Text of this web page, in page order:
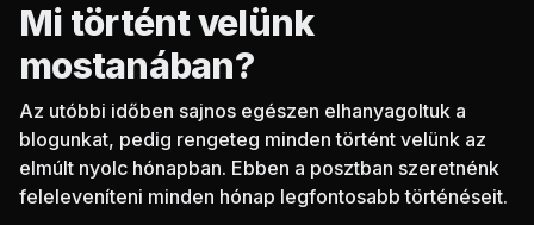
Mi történt velünk
mostanában?
Az utóbbi időben sajnos egészen elhanyagoltuk a
blogunkat, pedig rengeteg minden történt velünk az
elmúlt nyolc hónapban. Ebben a posztban szeretnénk
feleleveníteni minden hónap legfontosabb történéseit.